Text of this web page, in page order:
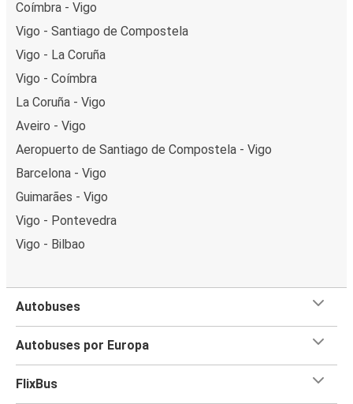
Coímbra - Vigo
Vigo - Santiago de Compostela
Vigo - La Coruña
Vigo - Coímbra
La Coruña - Vigo
Aveiro - Vigo
Aeropuerto de Santiago de Compostela - Vigo
Barcelona - Vigo
Guimarães - Vigo
Vigo - Pontevedra
Vigo - Bilbao
Autobuses
Autobuses por Europa
FlixBus